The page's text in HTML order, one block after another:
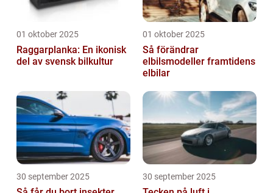
01 oktober 2025
Raggarplanka: En ikonisk
del av svensk bilkultur
01 oktober 2025
Så förändrar
elbilsmodeller framtidens
elbilar
30 september 2025 30 september 2025